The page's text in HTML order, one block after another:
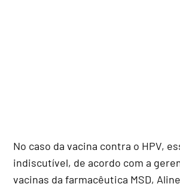
No caso da vacina contra o HPV,
indiscutível, de acordo com a
vacinas da farmacêutica MSD,